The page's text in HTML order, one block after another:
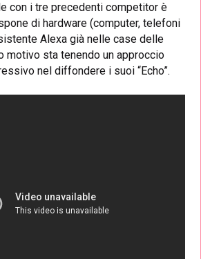
con i tre precedenti competitor è
di hardware (computer, telefoni
Alexa già nelle case delle
motivo sta tenendo un approccio
nel diffondere i suoi “Echo”.